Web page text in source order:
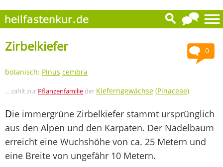
0
Zirbelkiefer
botanisch: Pinus cembra
... zählt zur Pflanzenfamilie der Kieferngewächse (Pinaceae)
Die immergrüne Zirbelkiefer stammt ursprünglich
aus den Alpen und den Karpaten. Der Nadelbaum
erreicht eine Wuchshöhe von ca. 25 Metern und
eine Breite von ungefähr 10 Metern.